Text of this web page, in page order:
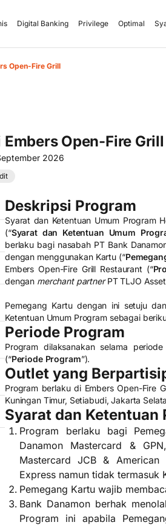
Digital Banking Privilege Optimal
Open-Fire Grill
Embers Open-Fire Grill
2026
Deskripsi Program
Syarat dan Ketentuan Umum Program
(“Syarat dan Ketentuan Umum
berlaku bagi nasabah PT Bank
dengan menggunakan Kartu (“
Embers Open-Fire Grill Restaurant (“
dengan merchant partnerPT TLJO
Pemegang Kartu dengan ini setuju
Ketentuan Umum Program sebagai
Periode Program
Program dilaksanakan selama
(“Periode Program”).
Outlet yang
Program berlaku di Embers Open-Fire
Kuningan Timur, Setiabudi, Jakarta
Syarat dan Ketentuan
Program berlaku bagi
Danamon Mastercard &
Mastercard JCB &
Express namun tidak termasuk
Pemegang Kartu wajib
Bank Danamon berhak
Program ini apabila